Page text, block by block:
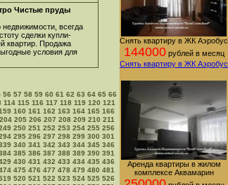
Чистые пруды
недвижимости, всегда
сделки купли-
квартир. Продажа
условия для
56 57 58 59 60 61 62 63 64 65 66
114 115 116 117 118 119 120 121
160 161 162 163 164 165 166
204 205 206 207 208 209 210 211
250 251 252 253 254 255 256
295 296 297 298 299 300 301
340 341 342 343 344 345 346
385 386 387 388 389 390 391
430 431 432 433 434 435 436
475 476 477 478 479 480 481
520 521 522 523 524 525 526
Снять квартиру в ЖК Аэробус
144000рублей в месяц
Снять квартиру в ЖК Аэробус
Аренда квартиры в жилом
комплексе Аквамарин